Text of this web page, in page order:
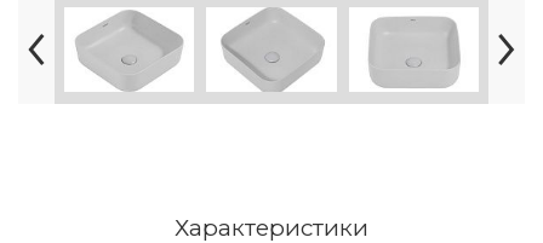
Характеристики